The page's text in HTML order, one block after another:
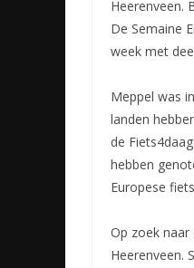
Heerenveen.
De Semaine
week met
Meppel was
landen
de
hebben
Europese
Op zoek
Heerenveen.